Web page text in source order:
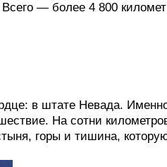
— более 4 800
в штате Невада.
На сотни
горы и тишина,